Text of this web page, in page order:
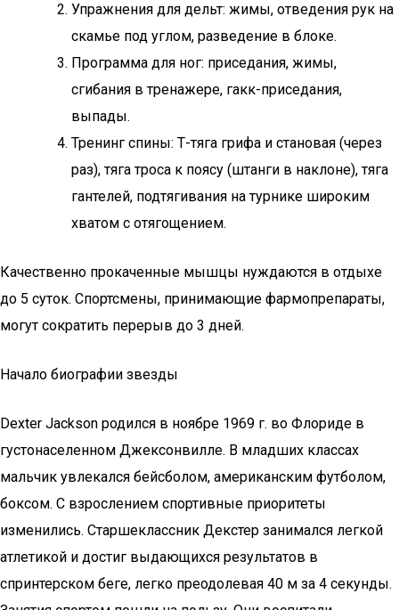
Упражнения для дельт: жимы, отведения рук на
скамье под углом, разведение в блоке.
Программа для ног: приседания, жимы,
сгибания в тренажере, гакк-приседания,
выпады.
Тренинг спины: Т-тяга грифа и становая (через
раз), тяга троса к поясу (штанги в наклоне), тяга
гантелей, подтягивания на турнике широким
хватом с отягощением.
Качественно прокаченные мышцы нуждаются в отдыхе
до 5 суток. Спортсмены, принимающие фармопрепараты,
могут сократить перерыв до 3 дней.
Начало биографии звезды
Dexter Jackson родился в ноябре 1969 г. во Флориде в
густонаселенном Джексонвилле. В младших классах
мальчик увлекался бейсболом, американским футболом,
боксом. С взрослением спортивные приоритеты
изменились. Старшеклассник Декстер занимался легкой
атлетикой и достиг выдающихся результатов в
спринтерском беге, легко преодолевая 40 м за 4 секунды.